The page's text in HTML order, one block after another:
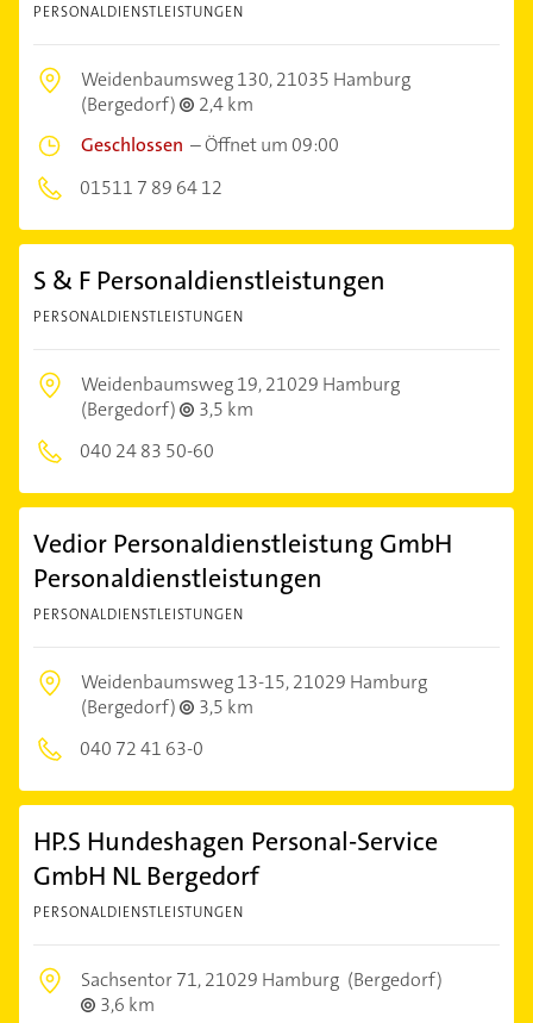
PERSONALDIENSTLEISTUNGEN
Weidenbaumsweg 130,21035 Hamburg
(Bergedorf)
2,4 km
Geschlossen –Öffnet um 09:00
01511 7 89 64 12
S & F Personaldienstleistungen
PERSONALDIENSTLEISTUNGEN
Weidenbaumsweg 19,21029 Hamburg
(Bergedorf)
3,5 km
040 24 83 50-60
Vedior Personaldienstleistung GmbH
Personaldienstleistungen
PERSONALDIENSTLEISTUNGEN
Weidenbaumsweg 13-15,21029 Hamburg
(Bergedorf)
3,5 km
040 72 41 63-0
HP.S Hundeshagen Personal-Service
GmbH NL Bergedorf
PERSONALDIENSTLEISTUNGEN
Sachsentor 71,21029 Hamburg (Bergedorf)
3,6 km